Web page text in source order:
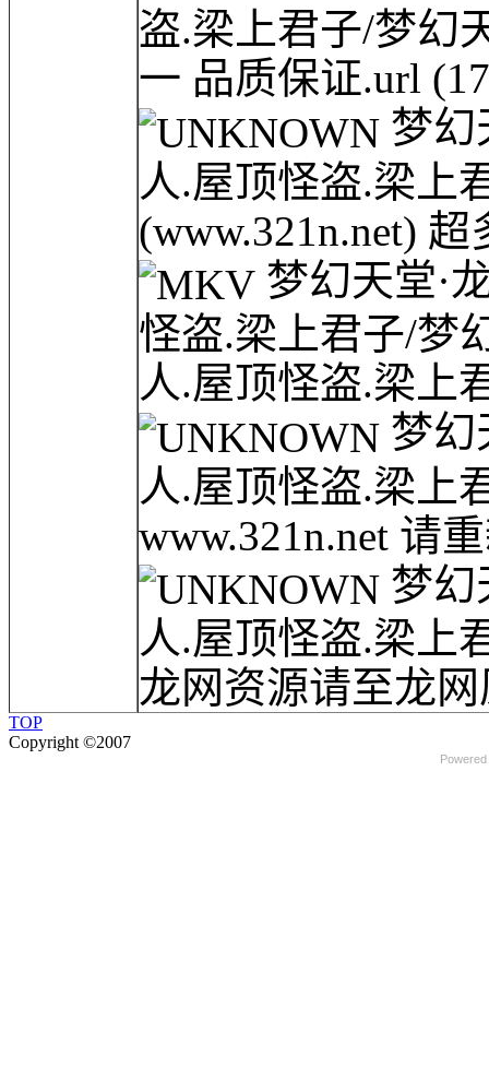
盗.梁上君子/梦幻
一 品质保证.url
梦幻
人.屋顶怪盗.梁上
(www.321n.net)
梦幻天堂·
怪盗.梁上君子/梦
人.屋顶怪盗.梁上
梦幻
人.屋顶怪盗.梁上
www.321n.net 请
梦幻
人.屋顶怪盗.梁上
龙网资源请至龙
TOP
Copyright ©2007